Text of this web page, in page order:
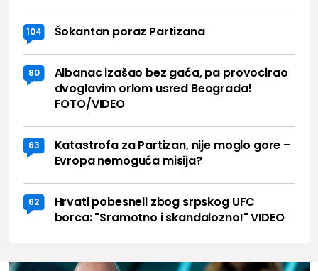
104 Šokantan poraz Partizana
80
Albanac izašao bez gaća, pa provocirao
dvoglavim orlom usred Beograda!
FOTO/VIDEO
63
Katastrofa za Partizan, nije moglo gore –
Evropa nemoguća misija?
62
Hrvati pobesneli zbog srpskog UFC
borca: "Sramotno i skandalozno!" VIDEO